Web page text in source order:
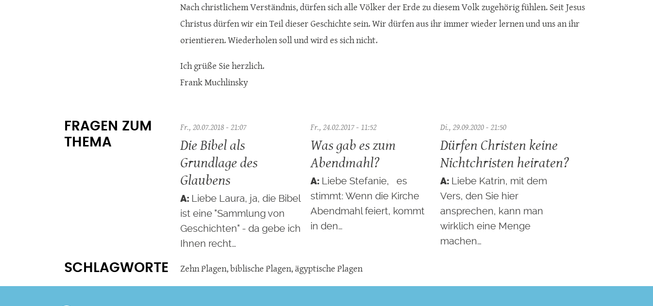
Nach christlichem Verständnis, dürfen sich alle Völker der Erde zu diesem Volk zugehörig fühlen. Seit Jesus
Christus dürfen wir ein Teil dieser Geschichte sein. Wir dürfen aus ihr immer wieder lernen und uns an ihr
orientieren. Wiederholen soll und wird es sich nicht.
Ich grüße Sie herzlich.
Frank Muchlinsky
FRAGEN ZUM
THEMA
Fr., 20.07.2018 - 21:07
Die Bibel als
Grundlage des
Glaubens
Liebe Laura, ja, die Bibel
ist eine "Sammlung von
Geschichten" - da gebe ich
Ihnen recht…
Fr., 24.02.2017 - 11:52
Was gab es zum
Abendmahl?
Liebe Stefanie, es
stimmt: Wenn die Kirche
Abendmahl feiert, kommt
in den…
Di., 29.09.2020 - 21:50
Dürfen Christen keine
Nichtchristen heiraten?
Liebe Katrin, mit dem
Vers, den Sie hier
ansprechen, kann man
wirklich eine Menge
machen…
SCHLAGWORTE Zehn Plagen,biblische Plagen,ägyptische Plagen